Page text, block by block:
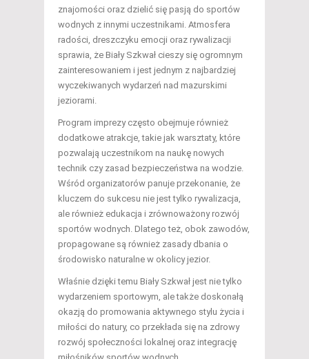
znajomości oraz dzielić się pasją do sportów
wodnych z innymi uczestnikami. Atmosfera
radości, dreszczyku emocji oraz rywalizacji
sprawia, że Biały Szkwał cieszy się ogromnym
zainteresowaniem i jest jednym z najbardziej
wyczekiwanych wydarzeń nad mazurskimi
jeziorami.
Program imprezy często obejmuje również
dodatkowe atrakcje, takie jak warsztaty, które
pozwalają uczestnikom na naukę nowych
technik czy zasad bezpieczeństwa na wodzie.
Wśród organizatorów panuje przekonanie, że
kluczem do sukcesu nie jest tylko rywalizacja,
ale również edukacja i zrównoważony rozwój
sportów wodnych. Dlatego też, obok zawodów,
propagowane są również zasady dbania o
środowisko naturalne w okolicy jezior.
Właśnie dzięki temu Biały Szkwał jest nie tylko
wydarzeniem sportowym, ale także doskonałą
okazją do promowania aktywnego stylu życia i
miłości do natury, co przekłada się na zdrowy
rozwój społeczności lokalnej oraz integrację